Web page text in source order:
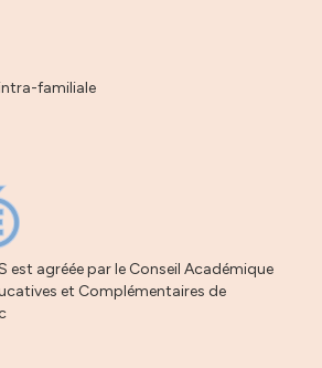
familiale
est agréée par le Conseil Académique
et Complémentaires de